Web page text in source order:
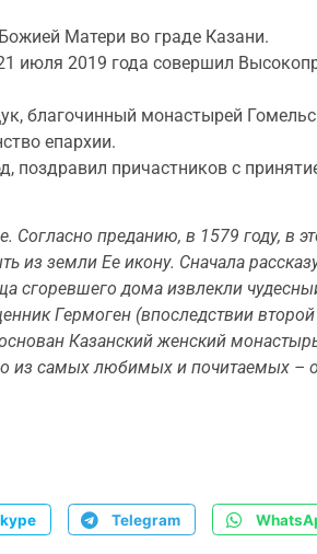
Матери во граде Казани.
июля 2019 года совершил
благочинный монастырей
епархии.
причастников с
Согласно преданию, в 1579 году, в
земли Ее икону. Сначала
сгоревшего дома извлекли
Гермоген (впоследствии
Казанский женский
из самых любимых и почитаемых –
Telegram